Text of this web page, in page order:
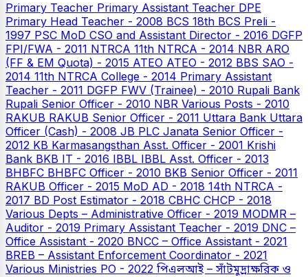
Primary Teacher Primary Assistant Teacher DPE
Primary Head Teacher - 2008 BCS 18th BCS Preli -
1997 PSC MoD CSO and Assistant Director - 2016 DGFP
FPI/FWA - 2011 NTRCA 11th NTRCA - 2014 NBR ARO
(FF & EM Quota) - 2015 ATEO ATEO - 2012 BBS SAO -
2014 11th NTRCA College - 2014 Primary Assistant
Teacher - 2011 DGFP FWV (Trainee) - 2010 Rupali Bank
Rupali Senior Officer - 2010 NBR Various Posts - 2010
RAKUB RAKUB Senior Officer - 2011 Uttara Bank Uttara
Officer (Cash) - 2008 JB PLC Janata Senior Officer -
2012 KB Karmasangsthan Asst. Officer - 2001 Krishi
Bank BKB IT - 2016 IBBL IBBL Asst. Officer - 2013
BHBFC BHBFC Officer - 2010 BKB Senior Officer - 2011
RAKUB Officer - 2015 MoD AD - 2018 14th NTRCA -
2017 BD Post Estimator - 2018 CBHC CHCP - 2018
Various Depts – Administrative Officer - 2019 MODMR –
Auditor - 2019 Primary Assistant Teacher - 2019 DNC –
Office Assistant - 2020 BNCC – Office Assistant - 2021
BREB – Assistant Enforcement Coordinator - 2021
Various Ministries PO - 2022 পিএলআই – সাঁটমুদ্রাক্ষরিক ও